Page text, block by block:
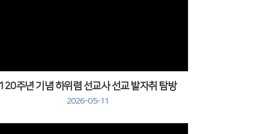
120주년 기념 하위렴 선교사 선교 발자취 탐방
2026-05-11